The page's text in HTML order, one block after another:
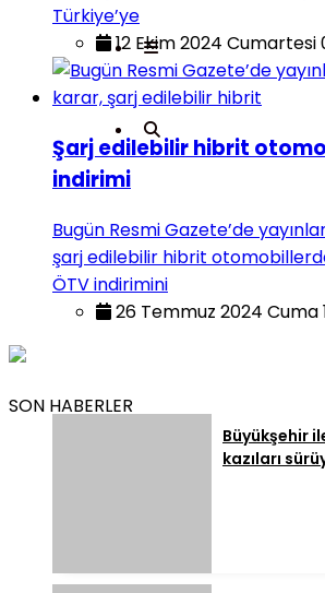
Türkiye’ye
12 Ekim 2024 Cumartesi
Şarj edilebilir hibrit
indirimi
Bugün Resmi Gazete’de
şarj edilebilir hibrit
ÖTV indirimini
26 Temmuz 2024 Cuma
SON HABERLER
Büyükşehir
kazıları